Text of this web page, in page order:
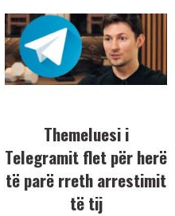
Themeluesi i
Telegramit flet për herë
të parë rreth arrestimit
të tij